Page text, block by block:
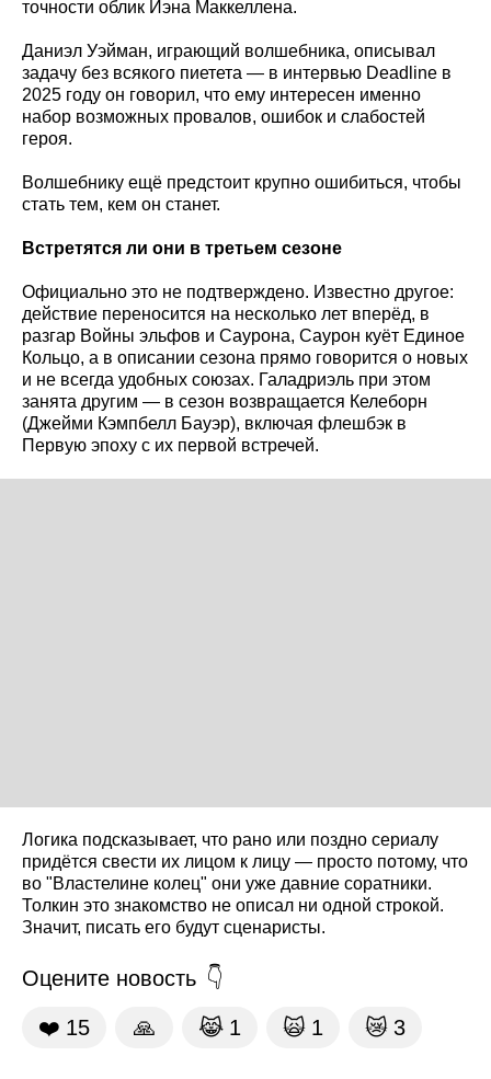
точности облик Иэна Маккеллена.
Даниэл Уэйман, играющий волшебника, описывал
задачу без всякого пиетета — в интервью Deadline в
2025 году он говорил, что ему интересен именно
набор возможных провалов, ошибок и слабостей
героя.
Волшебнику ещё предстоит крупно ошибиться, чтобы
стать тем, кем он станет.
Встретятся ли они в третьем сезоне
Официально это не подтверждено. Известно другое:
действие переносится на несколько лет вперёд, в
разгар Войны эльфов и Саурона, Саурон куёт Единое
Кольцо, а в описании сезона прямо говорится о новых
и не всегда удобных союзах. Галадриэль при этом
занята другим — в сезон возвращается Келеборн
(Джейми Кэмпбелл Бауэр), включая флешбэк в
Первую эпоху с их первой встречей.
Логика подсказывает, что рано или поздно сериалу
придётся свести их лицом к лицу — просто потому, что
во "Властелине колец" они уже давние соратники.
Толкин это знакомство не описал ни одной строкой.
Значит, писать его будут сценаристы.
Оцените новость
❤️ 15 🙏 😹 1 🙀 1 😿 3